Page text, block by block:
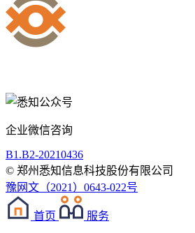
企业微信咨询
B1.B2-20210436
© 郑州悉知信息科技股份有限公司
豫网文（2021）0643-022号
首页 服务